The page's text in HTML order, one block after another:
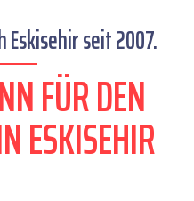
Eskisehir seit 2007.
FÜR DEN
ESKISEHIR